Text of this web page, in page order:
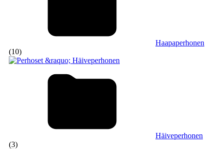
Haapaperhonen
(10)
Häiveperhonen
(3)